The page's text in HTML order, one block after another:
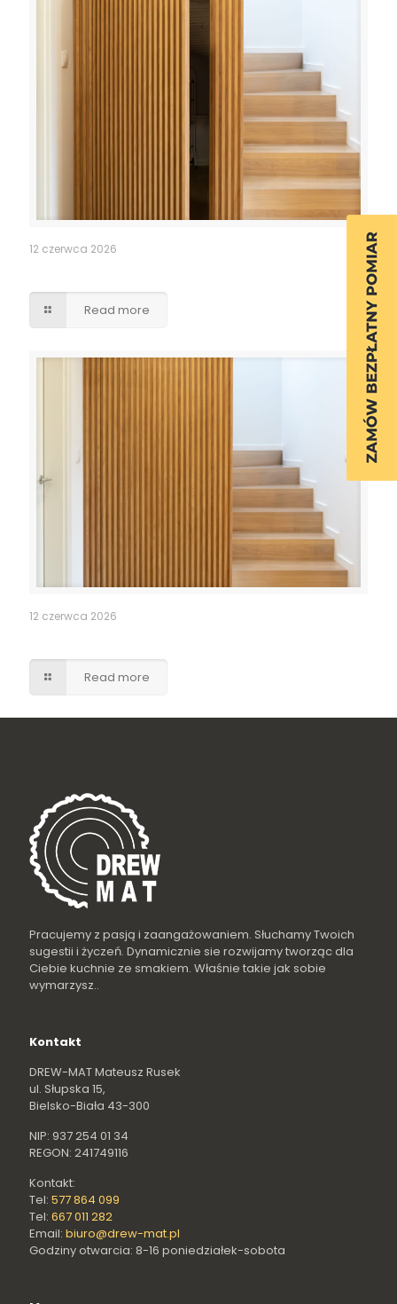
12 czerwca 2026
Read more
12 czerwca 2026
Read more
Pracujemy z pasją i zaangażowaniem. Słuchamy Twoich
sugestii i życzeń. Dynamicznie sie rozwijamy tworząc dla
Ciebie kuchnie ze smakiem. Właśnie takie jak sobie
wymarzysz..
Kontakt
DREW-MAT Mateusz Rusek
ul. Słupska 15,
Bielsko-Biała 43-300
NIP: 937 254 01 34
REGON: 241749116
Kontakt:
Tel: 577 864 099
Tel: 667 011 282
Email: biuro@drew-mat.pl
Godziny otwarcia: 8-16 poniedziałek-sobota